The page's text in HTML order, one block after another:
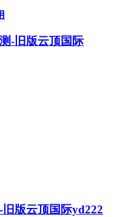
-旧版云顶国际
版云顶国际yd222